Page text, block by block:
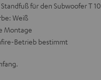
für den Subwoofer T 10
Weiß
Montage
Betrieb bestimmt